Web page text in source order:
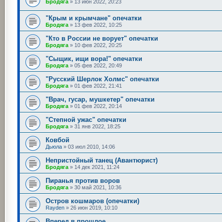
Бродяга » 13 июн 2022, 20:23
"Крым и крымчане" опечатки
Бродяга » 13 фев 2022, 10:25
"Кто в России не ворует" опечатки
Бродяга » 10 фев 2022, 20:25
"Сыщик, ищи вора!" опечатки
Бродяга » 05 фев 2022, 20:49
"Русский Шерлок Холмс" опечатки
Бродяга » 01 фев 2022, 21:41
"Врач, гусар, мушкетер" опечатки
Бродяга » 01 фев 2022, 20:14
"Степной ужас" опечатки
Бродяга » 31 янв 2022, 18:25
Ковбой
Дьюла » 03 июл 2010, 14:06
Непристойный танец (Авантюрист)
Бродяга » 14 дек 2021, 11:24
Пиранья против воров
Бродяга » 30 май 2021, 10:36
Остров кошмаров (опечатки)
Rayden » 26 июн 2019, 10:10